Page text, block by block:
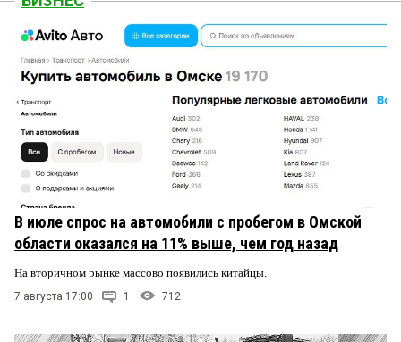
В июле спрос на автомобили с пробегом в Омской
области оказался на 11% выше, чем год назад
На вторичном рынке массово появились китайцы.
7 августа 17:00 1 712